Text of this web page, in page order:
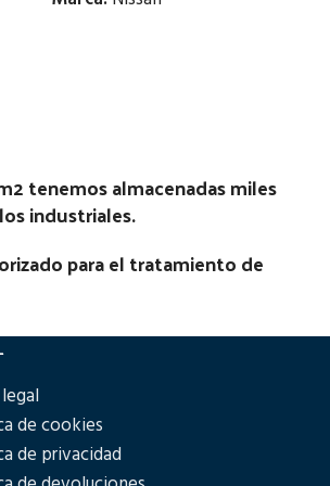
01.92 - 12.96
Código Pieza:45282
tenemos almacenadas miles
industriales.
para el tratamiento de
de cookies
de privacidad